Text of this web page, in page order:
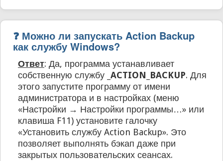
❓ Можно ли запускать Action Backup
как службу Windows?
Ответ: Да, программа устанавливает
собственную службу _ACTION_BACKUP. Для
этого запустите программу от имени
администратора и в настройках (меню
«Настройки → Настройки программы…» или
клавиша F11) установите галочку
«Установить службу Action Backup». Это
позволяет выполнять бэкап даже при
закрытых пользовательских сеансах.